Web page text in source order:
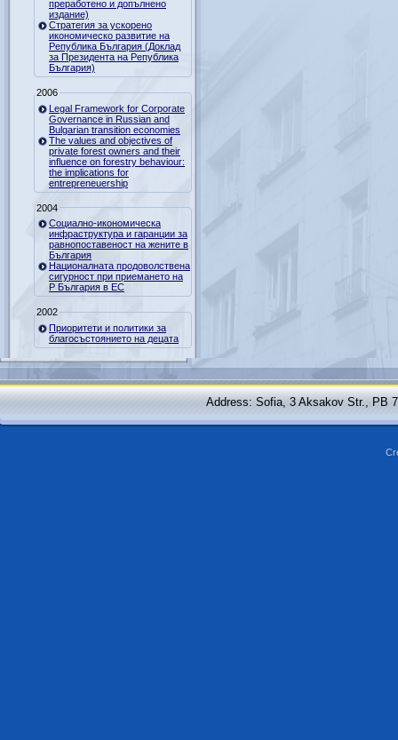
преработено и допълнено
издание)
Стратегия за ускорено
икономическо развитие на
Република България (Доклад
за Президента на Република
България)
2006
Legal Framework for Corporate
Governance in Russian and
Bulgarian transition economies
The values and objectives of
private forest owners and their
influence on forestry behaviour:
the implications for
entrepreneuership
2004
Социално-икономическа
инфраструктура и гаранции за
равнопоставеност на жените в
България
Националната продоволствена
сигурност при приемането на
Р България в ЕС
2002
Приоритети и политики за
благосъстоянието на децата
Address: Sofia, 3 Aksakov Str., PB